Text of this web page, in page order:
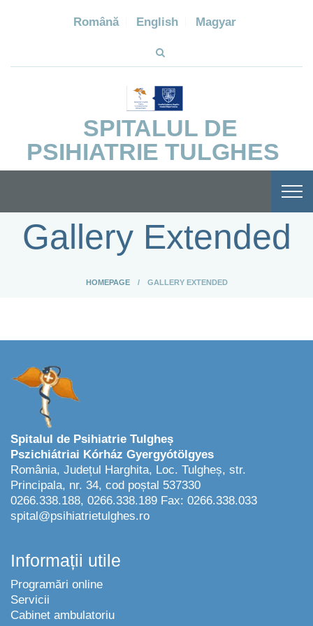
Română English Magyar
SPITALUL DE
PSIHIATRIE TULGHES
Gallery Extended
HOMEPAGE GALLERY EXTENDED
Spitalul de Psihiatrie Tulgheș
Pszichiátriai Kórház Gyergyótölgyes
România, Județul Harghita, Loc. Tulgheș, str.
Principala, nr. 34, cod poștal 537330
0266.338.188, 0266.338.189 Fax: 0266.338.033
spital@psihiatrietulghes.ro
Informații utile
Programări online
Servicii
Cabinet ambulatoriu